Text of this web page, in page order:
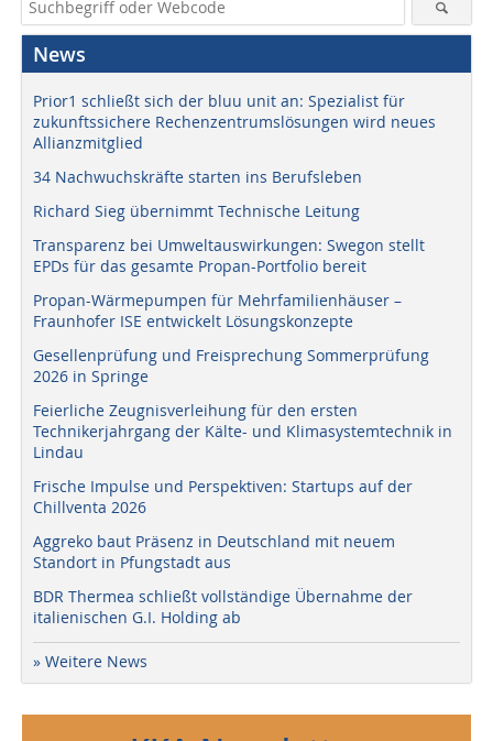
News
Prior1 schließt sich der bluu unit an: Spezialist für
zukunftssichere Rechenzentrumslösungen wird neues
Allianzmitglied
34 Nachwuchskräfte starten ins Berufsleben
Richard Sieg übernimmt Technische Leitung
Transparenz bei Umweltauswirkungen: Swegon stellt
EPDs für das gesamte Propan-Portfolio bereit
Propan-Wärmepumpen für Mehrfamilienhäuser –
Fraunhofer ISE entwickelt Lösungskonzepte
Gesellenprüfung und Freisprechung Sommerprüfung
2026 in Springe
Feierliche Zeugnisverleihung für den ersten
Technikerjahrgang der Kälte- und Klimasystemtechnik in
Lindau
Frische Impulse und Perspektiven: Startups auf der
Chillventa 2026
Aggreko baut Präsenz in Deutschland mit neuem
Standort in Pfungstadt aus
BDR Thermea schließt vollständige Übernahme der
italienischen G.I. Holding ab
» Weitere News